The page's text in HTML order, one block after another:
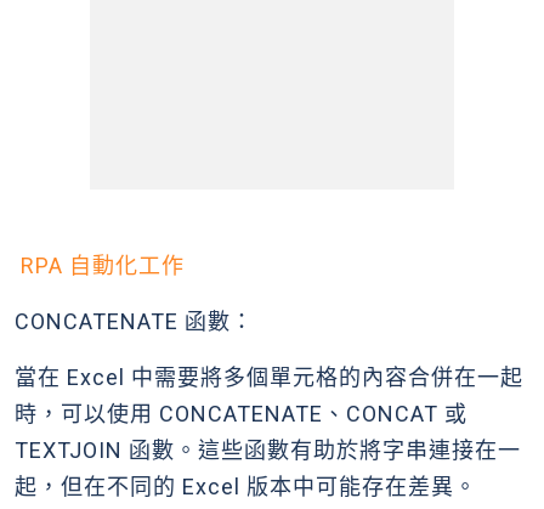
RPA 自動化工作
CONCATENATE 函數：
當在 Excel 中需要將多個單元格的內容合併在一起
時，可以使用 CONCATENATE、CONCAT 或
TEXTJOIN 函數。這些函數有助於將字串連接在一
起，但在不同的 Excel 版本中可能存在差異。